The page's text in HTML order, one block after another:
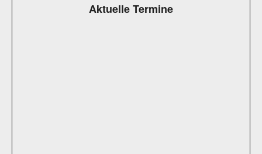
Aktuelle Termine